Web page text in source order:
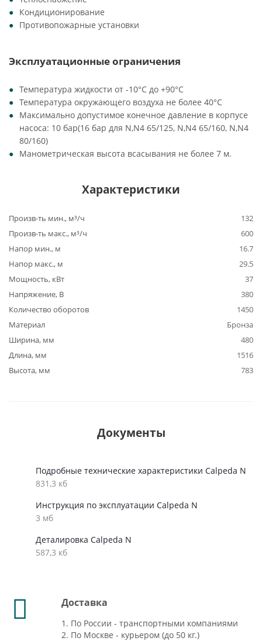
Кондиционирование
Противопожарные установки
Эксплуатационные ограничения
Температура жидкости от -10°C до +90°C
Температура окружающего воздуха не более 40°C
Максимально допустимое конечное давление в корпусе
насоса: 10 бар(16 бар для N,N4 65/125, N,N4 65/160, N,N4
80/160)
Манометрическая высота всасывания не более 7 м.
Характеристики
Произв-ть мин., м³/ч
132
Произв-ть макс., м³/ч
600
Напор мин., м
16.7
Напор макс., м
29.5
Мощность, кВт
37
Напряжение, В
380
Количество оборотов
1450
Материал
Бронза
Ширина, мм
480
Длина, мм
1516
Высота, мм
783
Документы
Подробные технические характеристики Calpeda N
831,3 кб
Инструкция по эксплуатации Calpeda N
3 мб
Деталировка Calpeda N
587,3 кб
Доставка
1. По России - транспортными компаниями
2. По Москве - курьером (до 50 кг.)